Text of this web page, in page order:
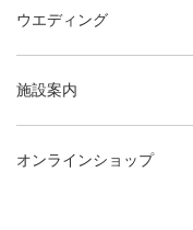
ウエディング
施設案内
オンラインショップ